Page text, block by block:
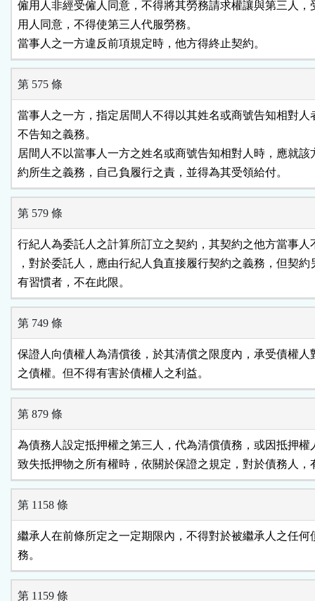
僱用人非經受僱人同意，不得將其勞務請求權讓與第三人，
用人同意，不得使第三人代服勞務。
當事人之一方違反前項規定時，他方得終止契約。
第 575 條
當事人之一方，指定居間人不得以其姓名或商號告知相對人
不告知之義務。
居間人不以當事人一方之姓名或商號告知相對人時，應就該
約所生之義務，自己負履行之責，並得為其受領給付。
第 579 條
行紀人為委託人之計算所訂立之契約，其契約之他方當事人
，對於委託人，應由行紀人負直接履行契約之義務，但契約
有習慣者，不在此限。
第 749 條
保證人向債權人為清償後，於其清償之限度內，承受債權人
之債權。但不得有害於債權人之利益。
第 879 條
為債務人設定抵押權之第三人，代為清償債務，或因抵押權
致失抵押物之所有權時，依關於保證之規定，對於債務人，
第 1158 條
繼承人在前條所定之一定期限內，不得對於被繼承人之任何
務。
第 1159 條